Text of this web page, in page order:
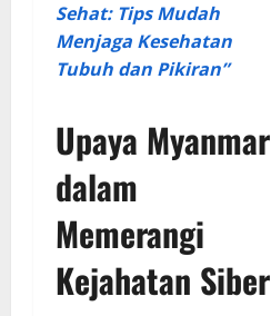
Sehat: Tips Mudah
Menjaga Kesehatan
Tubuh dan Pikiran”
Upaya Myanmar
dalam
Memerangi
Kejahatan Siber